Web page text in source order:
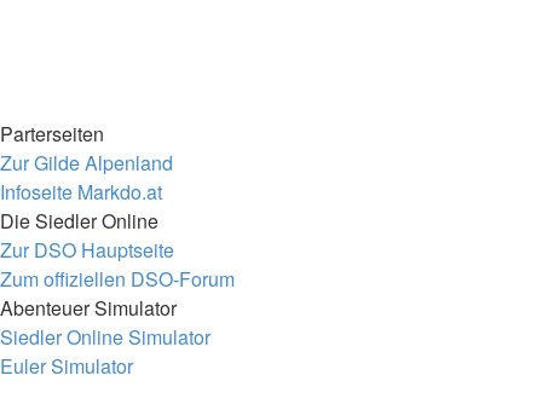
Parterseiten
Zur Gilde Alpenland
Infoseite Markdo.at
Die Siedler Online
Zur DSO Hauptseite
Zum offiziellen DSO-Forum
Abenteuer Simulator
Siedler Online Simulator
Euler Simulator